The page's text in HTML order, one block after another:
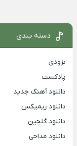
دسته بندی
بزودی
پادکست
دانلود آهنگ جدید
دانلود ریمیکس
دانلود گلچین
دانلود مداحی